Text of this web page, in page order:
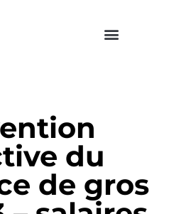
du
de gros